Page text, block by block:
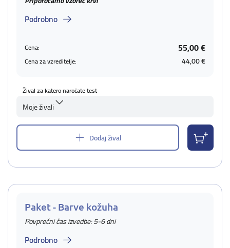
Podrobno
Cena: 55,00 €
Cena za vzreditelje: 44,00 €
Žival za katero naročate test
Moje živali
Dodaj žival
Paket - Barve kožuha
Povprečni čas izvedbe: 5-6 dni
Podrobno